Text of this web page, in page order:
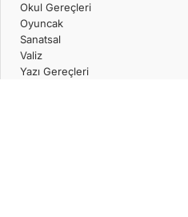
Okul Gereçleri
Oyuncak
Sanatsal
Valiz
Yazı Gereçleri